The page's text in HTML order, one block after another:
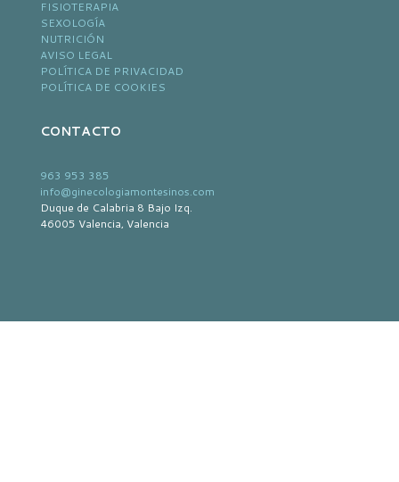
FISIOTERAPIA
SEXOLOGÍA
NUTRICIÓN
AVISO LEGAL
POLÍTICA DE PRIVACIDAD
POLÍTICA DE COOKIES
CONTACTO
963 953 385
info@ginecologiamontesinos.com
Duque de Calabria 8 Bajo Izq.
46005 Valencia, Valencia